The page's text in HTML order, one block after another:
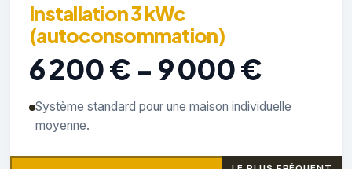
Installation 3 kWc
(autoconsommation)
6 200 € - 9 000 €
Système standard pour une maison individuelle
moyenne.